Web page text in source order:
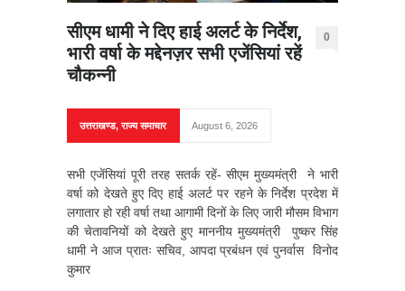
सीएम धामी ने दिए हाई अलर्ट के निर्देश,
भारी वर्षा के मद्देनज़र सभी एजेंसियां रहें
चौकन्नी
0
उत्तराखण्ड,राज्य समाचार August 6, 2026
सभी एजेंसियां पूरी तरह सतर्क रहें- सीएम मुख्यमंत्री ने भारी
वर्षा को देखते हुए दिए हाई अलर्ट पर रहने के निर्देश प्रदेश में
लगातार हो रही वर्षा तथा आगामी दिनों के लिए जारी मौसम विभाग
की चेतावनियों को देखते हुए माननीय मुख्यमंत्री पुष्कर सिंह
धामी ने आज प्रातः सचिव, आपदा प्रबंधन एवं पुनर्वास विनोद
कुमार